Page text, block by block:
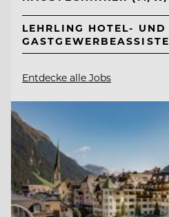
LEHRLING HOTEL- UND
Entdecke alle Jobs